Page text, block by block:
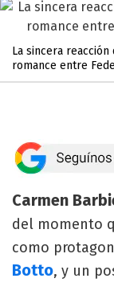
La sincera
romance entre
Carmen
del momento
como
Botto, y un